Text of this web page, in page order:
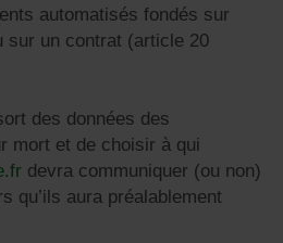
automatisés fondés sur
sur un contrat (article 20
des données des
mort et de choisir à qui
devra communiquer (ou non)
qu’ils aura préalablement